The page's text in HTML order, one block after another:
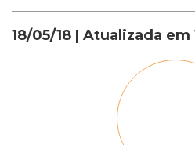
18/05/18 | Atualizada em